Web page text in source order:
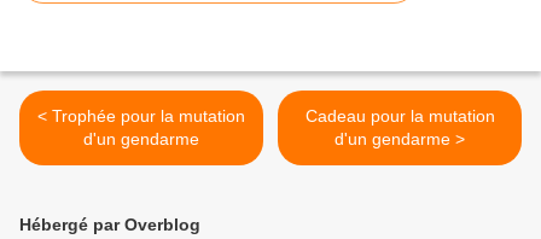
< Trophée pour la mutation
d'un gendarme
Cadeau pour la mutation
d'un gendarme >
Hébergé par Overblog